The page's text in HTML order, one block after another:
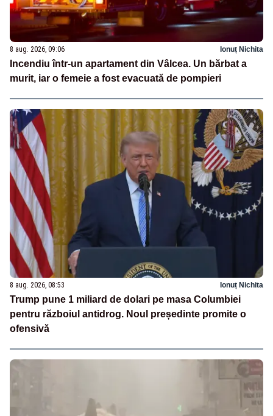
8 aug. 2026, 09:06 Ionuț Nichita
Incendiu într-un apartament din Vâlcea. Un bărbat a
murit, iar o femeie a fost evacuată de pompieri
8 aug. 2026, 08:53 Ionuț Nichita
Trump pune 1 miliard de dolari pe masa Columbiei
pentru războiul antidrog. Noul președinte promite o
ofensivă